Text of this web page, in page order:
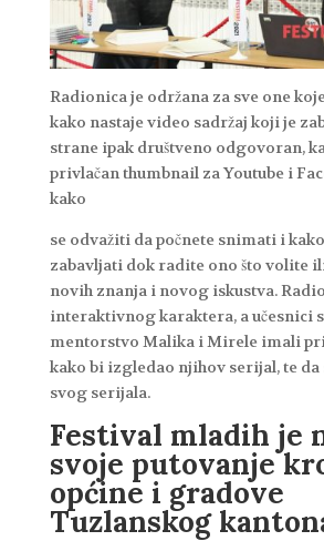
Radionica je održana za sve one
kako nastaje video sadržaj koji je
strane ipak društveno odgovoran,
privlačan thumbnail za Youtube i
kako
se odvažiti da počnete snimati i
zabavljati dok radite ono što volite
novih znanja i novog iskustva.
interaktivnog karaktera, a učesnici
mentorstvo Malika i Mirele imali
kako bi izgledao njihov serijal, te da
svog serijala.
Festival mladih je
svoje putovanje
općine i gradove
Tuzlanskog